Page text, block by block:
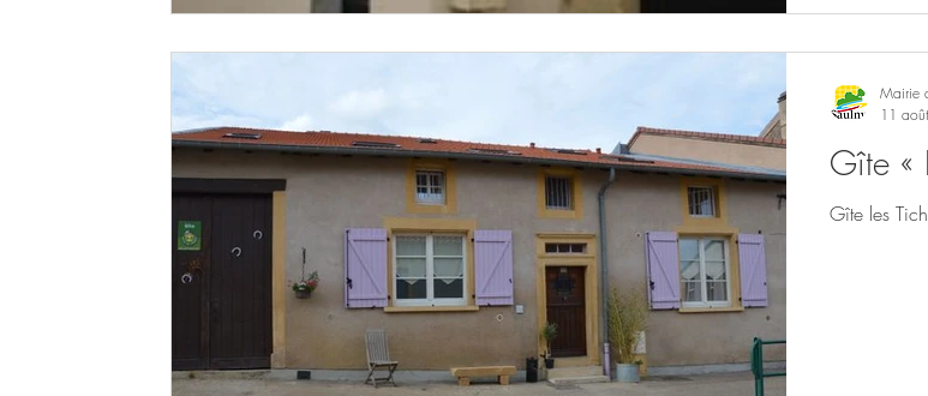
Gîte «
Gîte les
Mairie
11